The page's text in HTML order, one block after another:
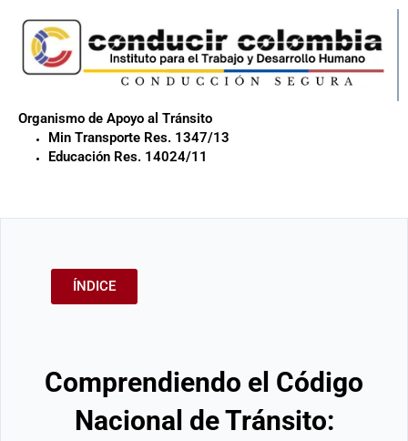
Organismo de Apoyo al Tránsito
Min Transporte Res. 1347/13
Educación Res. 14024/11
ÍNDICE
Comprendiendo el Código
Nacional de Tránsito: